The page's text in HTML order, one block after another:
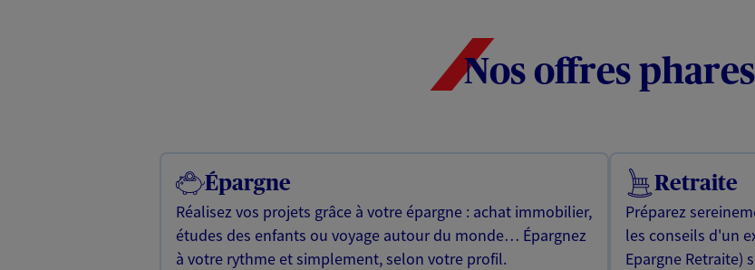
Nos offres phares
Épargne
Réalisez vos projets grâce à votre épargne : achat immobilier,
études des enfants ou voyage autour du monde… Épargnez
à votre rythme et simplement, selon votre profil.
Retraite
Préparez
les conseils d'un
Epargne Retraite)